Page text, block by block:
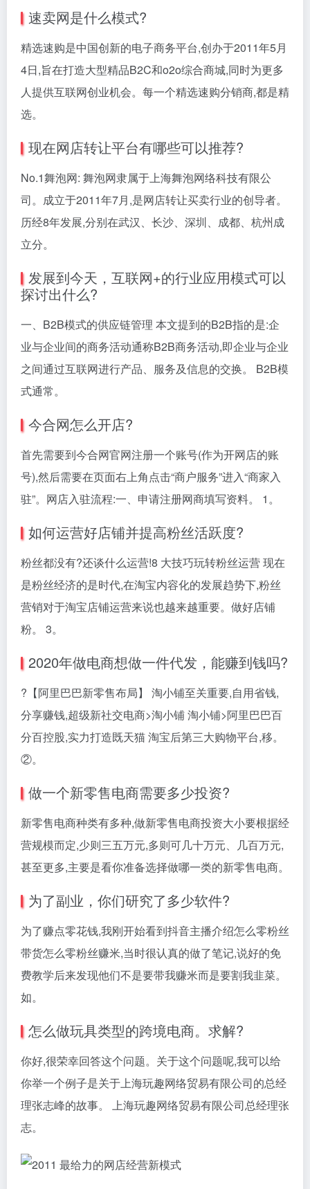
速卖网是什么模式?
精选速购是中国创新的电子商务平台,创办于2011年5月
4日,旨在打造大型精品B2C和o2o综合商城,同时为更多
人提供互联网创业机会。每一个精选速购分销商,都是精
选。
现在网店转让平台有哪些可以推荐?
No.1舞泡网: 舞泡网隶属于上海舞泡网络科技有限公
司。成立于2011年7月,是网店转让买卖行业的创导者。
历经8年发展,分别在武汉、长沙、深圳、成都、杭州成
立分。
发展到今天，互联网+的行业应用模式可以
探讨出什么?
一、B2B模式的供应链管理 本文提到的B2B指的是:企
业与企业间的商务活动通称B2B商务活动,即企业与企业
之间通过互联网进行产品、服务及信息的交换。 B2B模
式通常。
今合网怎么开店?
首先需要到今合网官网注册一个账号(作为开网店的账
号),然后需要在页面右上角点击“商户服务”进入“商家入
驻”。网店入驻流程:一、申请注册网商填写资料。 1。
如何运营好店铺并提高粉丝活跃度?
粉丝都没有?还谈什么运营!8 大技巧玩转粉丝运营 现在
是粉丝经济的是时代,在淘宝内容化的发展趋势下,粉丝
营销对于淘宝店铺运营来说也越来越重要。做好店铺
粉。 3。
2020年做电商想做一件代发，能赚到钱吗?
?【阿里巴巴新零售布局】 淘小铺至关重要,自用省钱,
分享赚钱,超级新社交电商>淘小铺 淘小铺>阿里巴巴百
分百控股,实力打造既天猫 淘宝后第三大购物平台,移。
②。
做一个新零售电商需要多少投资?
新零售电商种类有多种,做新零售电商投资大小要根据经
营规模而定,少则三五万元,多则可几十万元、几百万元,
甚至更多,主要是看你准备选择做哪一类的新零售电商。
为了副业，你们研究了多少软件?
为了赚点零花钱,我刚开始看到抖音主播介绍怎么零粉丝
带货怎么零粉丝赚米,当时很认真的做了笔记,说好的免
费教学后来发现他们不是要带我赚米而是要割我韭菜。
如。
怎么做玩具类型的跨境电商。求解?
你好,很荣幸回答这个问题。关于这个问题呢,我可以给
你举一个例子是关于上海玩趣网络贸易有限公司的总经
理张志峰的故事。 上海玩趣网络贸易有限公司总经理张
志。